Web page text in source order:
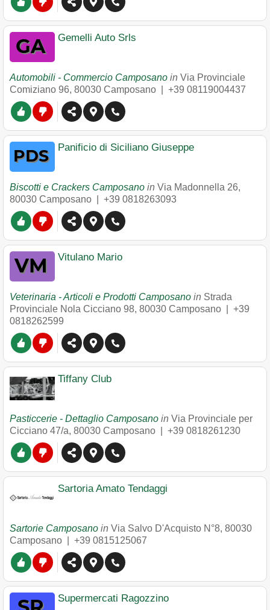
Gemelli Auto Srls
Automobili - Commercio Camposano in Via Provinciale
Comiziano 96, 80030 Camposano +39 08119004437
Panificio di Siciliano Giuseppe
Biscotti e Crackers Camposano in Via Madonnella 26,
80030 Camposano +39 0818263093
Vitulano Mario
Veterinaria - Articoli e Prodotti Camposano in Strada
Provinciale Nola Cicciano 98, 80030 Camposano
+39
0818262599
Tiffany Club
Pasticcerie - Dettaglio Camposano in Via Provinciale per
Cicciano 47/a, 80030 Camposano +39 0818261230
Sartoria Amato Tendaggi
Sartorie Camposano in Via Salvo D'Acquisto N°8, 80030
Camposano
+39 0815125067
Supermercati Ragozzino